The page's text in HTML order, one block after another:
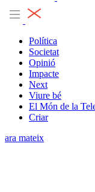
Política
Societat
Opinió
Impacte
Next
Viure bé
El Món de la
Criar
ara mateix